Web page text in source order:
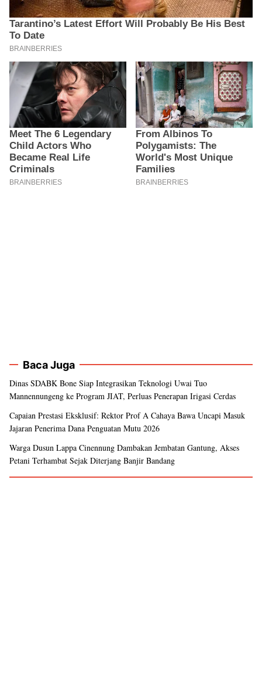
Baca Juga
Dinas SDABK Bone Siap Integrasikan Teknologi Uwai Tuo
Mannennungeng ke Program JIAT, Perluas Penerapan Irigasi Cerdas
Capaian Prestasi Eksklusif: Rektor Prof A Cahaya Bawa Uncapi Masuk
Jajaran Penerima Dana Penguatan Mutu 2026
Warga Dusun Lappa Cinennung Dambakan Jembatan Gantung, Akses
Petani Terhambat Sejak Diterjang Banjir Bandang